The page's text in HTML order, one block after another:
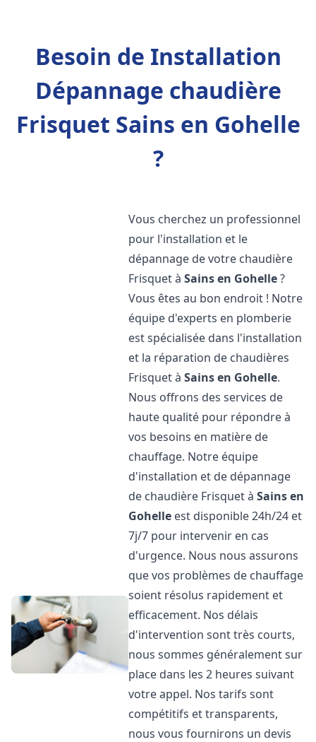
Besoin de Installation
Dépannage chaudière
Frisquet Sains en Gohelle
?
Vous cherchez un professionnel
pour l'installation et le
dépannage de votre chaudière
Frisquet àSains en Gohelle?
Vous êtes au bon endroit ! Notre
équipe d'experts en plomberie
est spécialisée dans l'installation
et la réparation de chaudières
Frisquet àSains en Gohelle.
Nous offrons des services de
haute qualité pour répondre à
vos besoins en matière de
chauffage. Notre équipe
d'installation et de dépannage
de chaudière Frisquet àSains en
Gohelle est disponible 24h/24 et
7j/7 pour intervenir en cas
d'urgence. Nous nous assurons
que vos problèmes de chauffage
soient résolus rapidement et
efficacement. Nos délais
d'intervention sont très courts,
nous sommes généralement sur
place dans les 2 heures suivant
votre appel. Nos tarifs sont
compétitifs et transparents,
nous vous fournirons un devis